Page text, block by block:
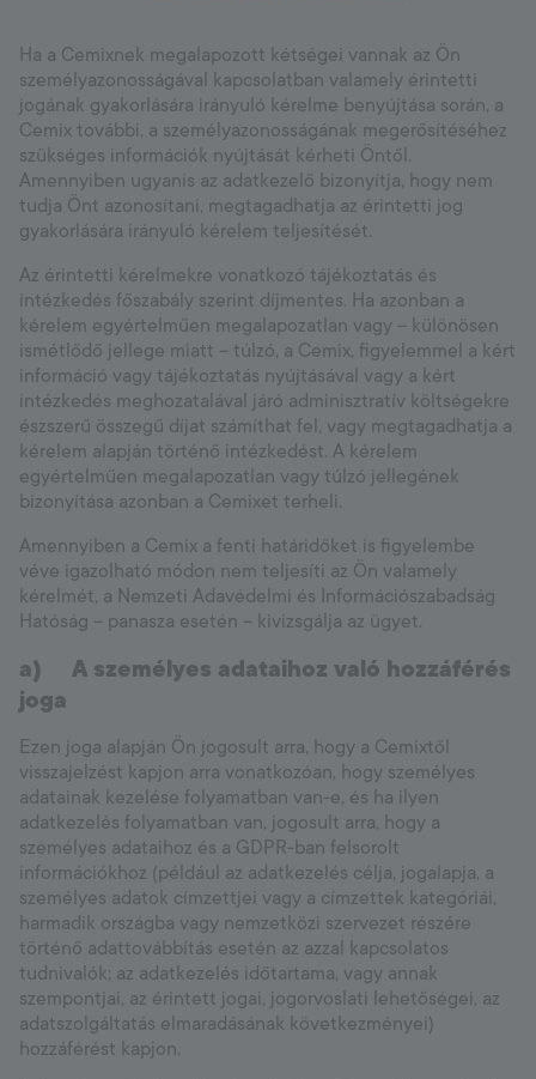
Ha a Cemixnek megalapozott kétségei vannak az Ön
személyazonosságával kapcsolatban valamely érintetti
jogának gyakorlására irányuló kérelme benyújtása során, a
Cemix további, a személyazonosságának megerősítéséhez
szükséges információk nyújtását kérheti Öntől.
Amennyiben ugyanis az adatkezelő bizonyítja, hogy nem
tudja Önt azonosítani, megtagadhatja az érintetti jog
gyakorlására irányuló kérelem teljesítését.
Az érintetti kérelmekre vonatkozó tájékoztatás és
intézkedés főszabály szerint díjmentes. Ha azonban a
kérelem egyértelműen megalapozatlan vagy – különösen
ismétlődő jellege miatt – túlzó, a Cemix, figyelemmel a kért
információ vagy tájékoztatás nyújtásával vagy a kért
intézkedés meghozatalával járó adminisztratív költségekre
észszerű összegű díjat számíthat fel, vagy megtagadhatja a
kérelem alapján történő intézkedést. A kérelem
egyértelműen megalapozatlan vagy túlzó jellegének
bizonyítása azonban a Cemixet terheli.
Amennyiben a Cemix a fenti határidőket is figyelembe
véve igazolható módon nem teljesíti az Ön valamely
kérelmét, a Nemzeti Adavédelmi és Információszabadság
Hatóság – panasza esetén – kivizsgálja az ügyet.
a) A személyes adataihoz való hozzáférés
joga
Ezen joga alapján Ön jogosult arra, hogy a Cemixtől
visszajelzést kapjon arra vonatkozóan, hogy személyes
adatainak kezelése folyamatban van-e, és ha ilyen
adatkezelés folyamatban van, jogosult arra, hogy a
személyes adataihoz és a GDPR-ban felsorolt
információkhoz (például az adatkezelés célja, jogalapja, a
személyes adatok címzettjei vagy a címzettek kategóriái,
harmadik országba vagy nemzetközi szervezet részére
történő adattovábbítás esetén az azzal kapcsolatos
tudnivalók; az adatkezelés időtartama, vagy annak
szempontjai, az érintett jogai, jogorvoslati lehetőségei, az
adatszolgáltatás elmaradásának következményei)
hozzáférést kapjon.